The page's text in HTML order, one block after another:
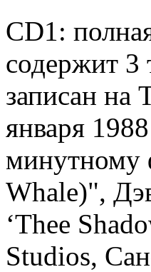
CD1:
содержит 3
записан на
января
минутному
Whale)",
‘Thee
Studios,